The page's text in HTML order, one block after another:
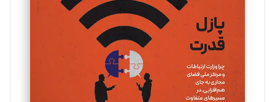
یسنا امان‌پور
تحریریه
ملینا جعفری